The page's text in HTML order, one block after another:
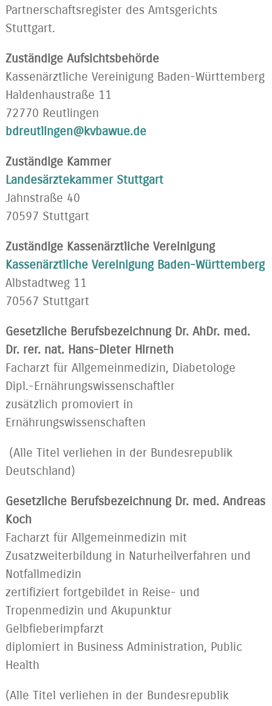
Partnerschaftsregister des Amtsgerichts
Stuttgart.
Zuständige Aufsichtsbehörde
Kassenärztliche Vereinigung Baden-Württemberg
Haldenhaustraße 11
72770 Reutlingen
bdreutlingen@kvbawue.de
Zuständige Kammer
Landesärztekammer Stuttgart
Jahnstraße 40
70597 Stuttgart
Zuständige Kassenärztliche Vereinigung
Kassenärztliche Vereinigung Baden-Württemberg
Albstadtweg 11
70567 Stuttgart
Gesetzliche Berufsbezeichnung Dr. AhDr. med.
Dr. rer. nat. Hans-Dieter Hirneth
Facharzt für Allgemeinmedizin, Diabetologe
Dipl.-Ernährungswissenschaftler
zusätzlich promoviert in
Ernährungswissenschaften
(Alle Titel verliehen in der Bundesrepublik
Deutschland)
Gesetzliche Berufsbezeichnung Dr. med. Andreas
Koch
Facharzt für Allgemeinmedizin mit
Zusatzweiterbildung in Naturheilverfahren und
Notfallmedizin
zertifiziert fortgebildet in Reise- und
Tropenmedizin und Akupunktur
Gelbfieberimpfarzt
diplomiert in Business Administration, Public
Health
(Alle Titel verliehen in der Bundesrepublik